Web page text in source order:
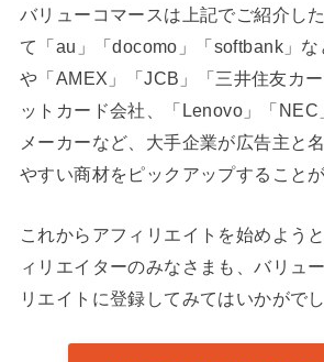
バリューコマースは上記でご紹介し
て「au」「docomo」「softbank」
や「AMEX」「JCB」「三井住友カ
ットカード会社、「Lenovo」「NEC
メーカーなど、大手企業が広告主と
やすい商材をピックアップすることが
これからアフィリエイトを始めよう
ィリエイターのみなさまも、バリュ
リエイトに登録してみてはいかがで